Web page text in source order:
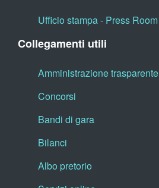
Ufficio stampa - Press Room
Collegamenti utili
Amministrazione trasparente
Concorsi
Bandi di gara
Bilanci
Albo pretorio